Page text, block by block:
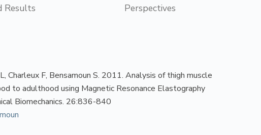
Results Perspectives
Charleux F, Bensamoun S. 2011. Analysis of thigh muscle
to adulthood using Magnetic Resonance Elastography
Biomechanics. 26:836-840